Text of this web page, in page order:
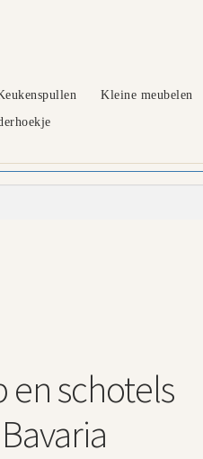
Kleine meubelen
en schotels